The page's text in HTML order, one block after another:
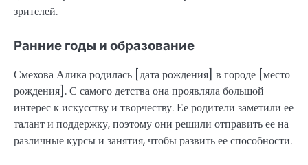
зрителей.
Ранние годы и образование
Смехова Алика родилась [дата рождения] в городе [место
рождения]. С самого детства она проявляла большой
интерес к искусству и творчеству. Ее родители заметили ее
талант и поддержку, поэтому они решили отправить ее на
различные курсы и занятия, чтобы развить ее способности.